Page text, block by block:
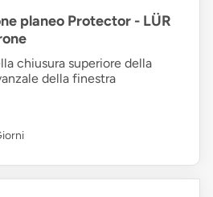
planeo Protector - LÜR
chiusura superiore della
della finestra